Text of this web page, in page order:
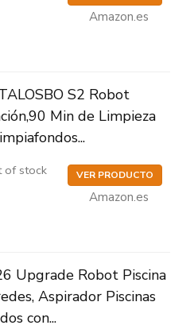
Amazon.es
S2 Robot
Min de Limpieza
of stock VER PRODUCTO
Amazon.es
Upgrade Robot Piscina
Aspirador Piscinas
con...